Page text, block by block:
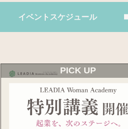
イベントスケジュール
PICK UP